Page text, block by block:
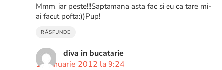
Mmm, iar peste!!!Saptamana asta fac si eu ca tare mi-
ai facut pofta:))Pup!
RĂSPUNDE
diva in bucatarie
17 ianuarie 2012 la 9:24